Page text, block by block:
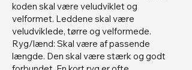
koden skal være veludviklet og
velformet. Leddene skal være
veludviklede, tørre og velformede.
Ryg/lænd: Skal være af passende
længde. Den skal være stærk og godt